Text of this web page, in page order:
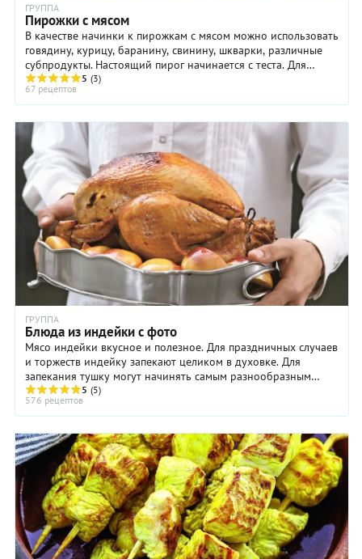
ГРУППА
Пирожки с мясом
В качестве начинки к пирожкам с мясом можно использовать
говядину, курицу, баранину, свинину, шкварки, различные
субпродукты. Настоящий пирог начинается с теста. Для
приготовления пирожков используют ...
5 (3)
67 рецептов
ГРУППА
Блюда из индейки с фото
Мясо индейки вкусное и полезное. Для праздничных случаев
и торжеств индейку запекают целиком в духовке. Для
запекания тушку могут начинять самым разнообразным
фаршем, используя свежие овощи и специи. ...
5 (5)
576 рецептов